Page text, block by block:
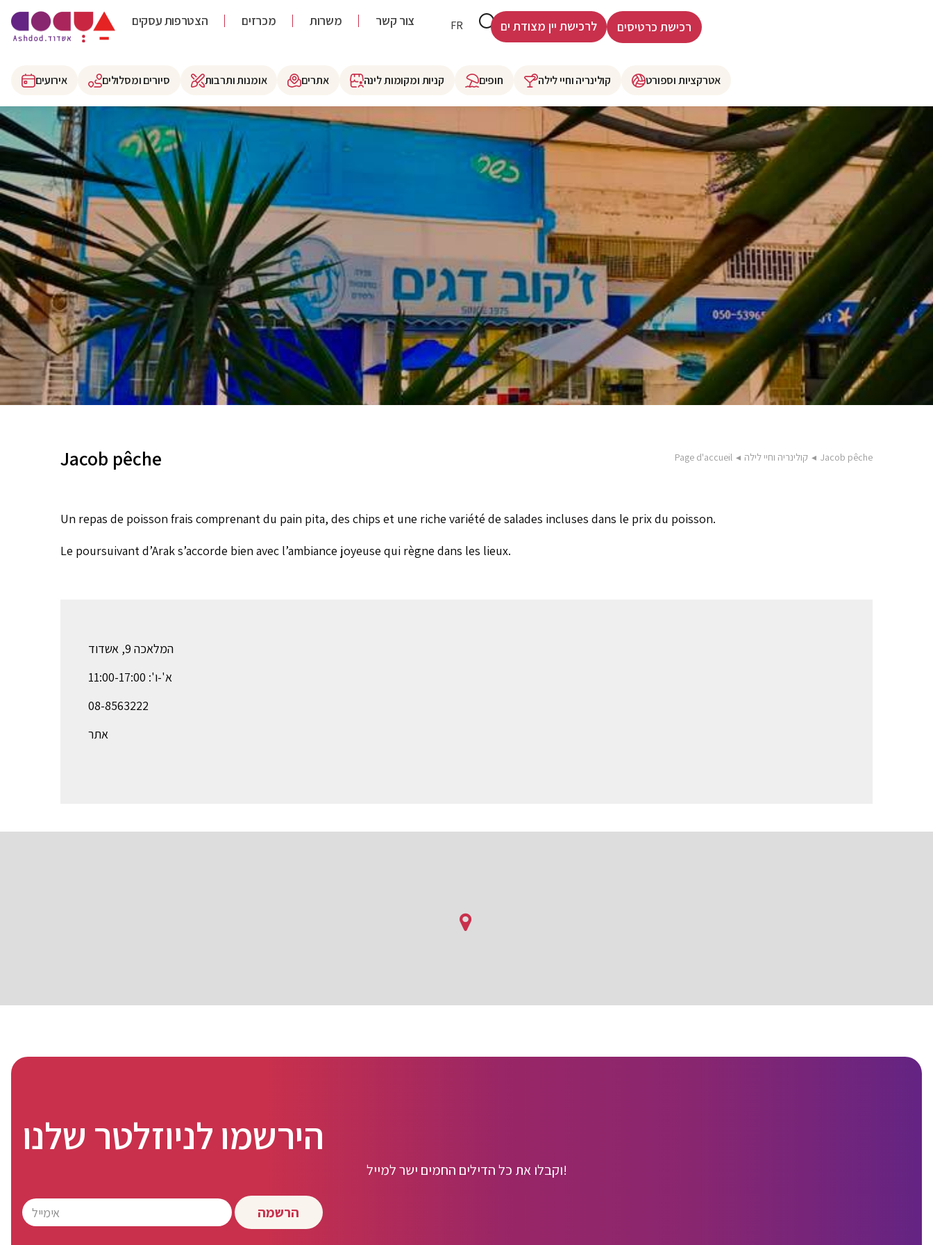
הצטרפות עסקים מכרזים משרות צור קשר FR
HE
לרכישת יין מצודת ים רכישת כרטיסים
אירועים סיורים ומסלולים אומנות ותרבות אתרים קניות ומקומות לינה חופים קולינריה וחיי לילה אטרקציות וספורט
Jacob pêche Page d'accueil ◂ קולינריה וחיי לילה ◂ Jacob pêche
Un repas de poisson frais comprenant du pain pita, des chips et une riche variété de salades incluses dans le prix du poisson.
Le poursuivant d’Arak s’accorde bien avec l’ambiance joyeuse qui règne dans les lieux.
המלאכה 9, אשדוד
א'-ו': 11:00-17:00
08-8563222
אתר
הירשמו לניוזלטר שלנו
וקבלו את כל הדילים החמים ישר למייל!
הרשמה